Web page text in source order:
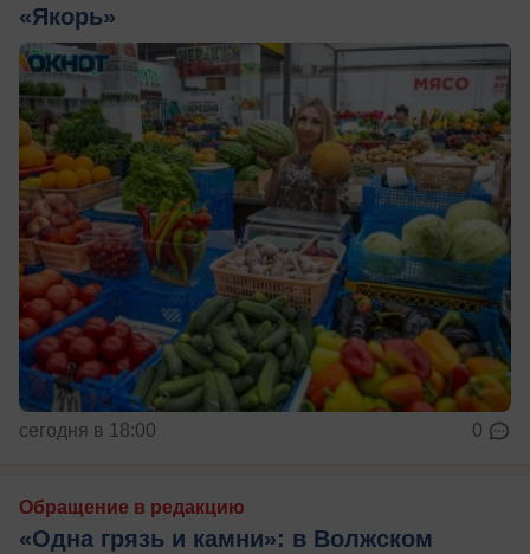
«Якорь»
сегодня в 18:00 0
Обращение в редакцию
«Одна грязь и камни»: в Волжском